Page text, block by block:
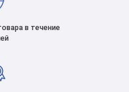
в течение